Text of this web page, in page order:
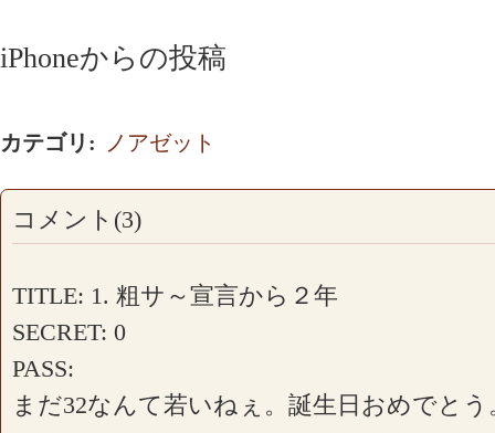
iPhoneからの投稿
カテゴリ : ノアゼット
コメント(3)
TITLE: 1. 粗サ～宣言から２年
SECRET: 0
PASS:
まだ32なんて若いねぇ。誕生日おめでとう